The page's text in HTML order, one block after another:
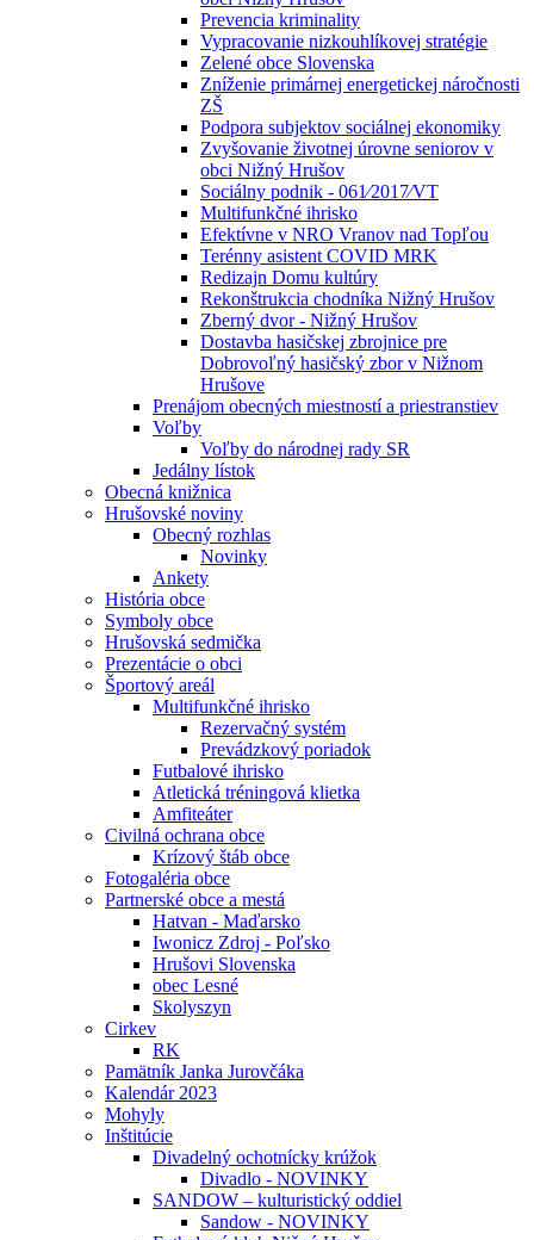
Prevencia kriminality
Vypracovanie nizkouhlíkovej stratégie
Zelené obce Slovenska
Zníženie primárnej energetickej náročnosti
ZŠ
Podpora subjektov sociálnej ekonomiky
Zvyšovanie životnej úrovne seniorov v
obci Nižný Hrušov
Sociálny podnik - 061⁄2017⁄VT
Multifunkčné ihrisko
Efektívne v NRO Vranov nad Topľou
Terénny asistent COVID MRK
Redizajn Domu kultúry
Rekonštrukcia chodníka Nižný Hrušov
Zberný dvor - Nižný Hrušov
Dostavba hasičskej zbrojnice pre
Dobrovoľný hasičský zbor v Nižnom
Hrušove
Prenájom obecných miestností a priestranstiev
Voľby
Voľby do národnej rady SR
Jedálny lístok
Obecná knižnica
Hrušovské noviny
Obecný rozhlas
Novinky
Ankety
História obce
Symboly obce
Hrušovská sedmička
Prezentácie o obci
Športový areál
Multifunkčné ihrisko
Rezervačný systém
Prevádzkový poriadok
Futbalové ihrisko
Atletická tréningová klietka
Amfiteáter
Civilná ochrana obce
Krízový štáb obce
Fotogaléria obce
Partnerské obce a mestá
Hatvan - Maďarsko
Iwonicz Zdroj - Poľsko
Hrušovi Slovenska
obec Lesné
Skolyszyn
Cirkev
RK
Pamätník Janka Jurovčáka
Kalendár 2023
Mohyly
Inštitúcie
Divadelný ochotnícky krúžok
Divadlo - NOVINKY
SANDOW – kulturistický oddiel
Sandow - NOVINKY